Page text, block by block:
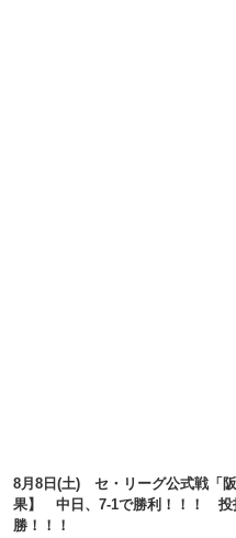
8月8日(土) セ・リーグ公式戦「
果】 中日、7-1で勝利！！！ 投
勝！！！